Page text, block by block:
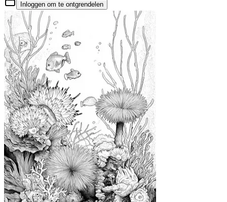
Inloggen om te ontgrendelen